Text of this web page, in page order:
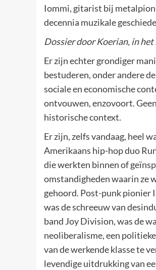
Iommi, gitarist bij
decennia muzikale
Dossier door Koerian, in het
Er zijn echter grondiger
bestuderen, onder andere
sociale en economische
ontvouwen, enzovoort.
historische context.
Er zijn, zelfs vandaag, heel
Amerikaans hip-hop duo
die werkten binnen of
omstandigheden waarin ze
gehoord. Post-punk pionier
was de schreeuw van
band Joy Division, was de
neoliberalisme, een
van de werkende klasse te
levendige uitdrukking van